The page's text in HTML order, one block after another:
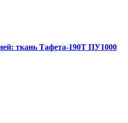
ткань Тафета-190Т ПУ1000